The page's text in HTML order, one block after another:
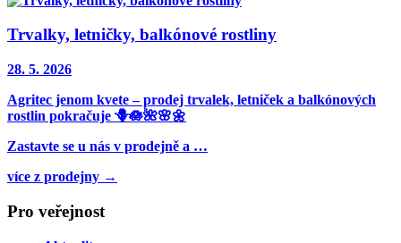
Trvalky, letničky, balkónové rostliny
28. 5. 2026
Agritec jenom kvete – prodej trvalek, letniček a balkónových
rostlin pokračuje 🪻🪷🌺🌸🌼
Zastavte se u nás v prodejně a …
více z prodejny →
Pro veřejnost